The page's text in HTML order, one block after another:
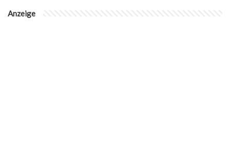
Anzeige